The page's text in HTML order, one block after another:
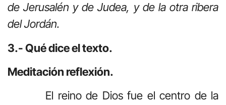
de Jerusalén y de Judea, y de la otra ribera
del Jordán.
3.- Qué dice el texto.
Meditación reflexión.
El reino de Dios fue el centro de la